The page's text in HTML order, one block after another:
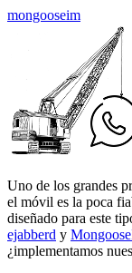
mongooseim
Uno de los grandes
el móvil es la poca
diseñado para este
ejabberd y
¿implementamos